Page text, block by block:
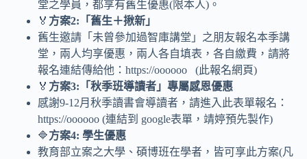
堂之學員，都享有舊生優惠(限本人)。
🏅 方案2: 「舊生＋揪新」
舊生邀請「未曾參加過智庫講堂」之朋友報名本季講
堂，兩人均享優惠，兩人各自填表，各自繳費，請將
報名連結傳給他：https://oooooo (此報名網頁)
🏅 方案3: 「秋季班導讀者」專屬感恩優惠
感謝9-12月秋季讀書會導讀者，請進入此表單報名：
https://oooooo (連結到 google表單，靖婷預先製作)
🔷方案4: 學生優惠
教育部立案之大學、碩博班在學者，皆可享此方案(凡